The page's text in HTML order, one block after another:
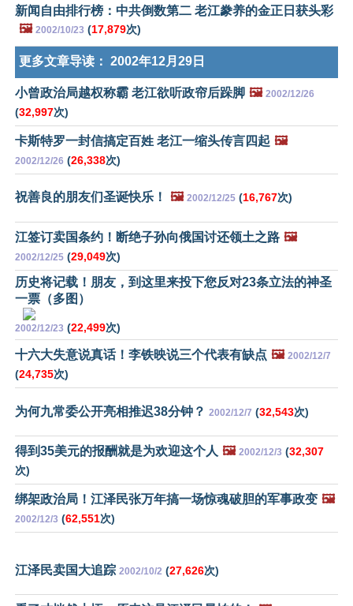
新闻自由排行榜：中共倒数第二 老江豢养的金正日获头彩
🖼️ 2002/10/23 (17,879次)
更多文章导读： 2002年12月29日
小曾政治局越权称霸 老江欲听政帘后跺脚 🖼️ 2002/12/26
(32,997次)
卡斯特罗一封信搞定百姓 老江一缩头传言四起 🖼️
2002/12/26 (26,338次)
祝善良的朋友们圣诞快乐！ 🖼️ 2002/12/25 (16,767次)
江签订卖国条约！断绝子孙向俄国讨还领土之路 🖼️
2002/12/25 (29,049次)
历史将记载！朋友，到这里来投下您反对23条立法的神圣
一票（多图）
2002/12/23 (22,499次)
十六大失意说真话！李铁映说三个代表有缺点 🖼️ 2002/12/7
(24,735次)
为何九常委公开亮相推迟38分钟？ 2002/12/7 (32,543次)
得到35美元的报酬就是为欢迎这个人 🖼️ 2002/12/3 (32,307
次)
绑架政治局！江泽民张万年搞一场惊魂破胆的军事政变 🖼️
2002/12/3 (62,551次)
江泽民卖国大追踪 2002/10/2 (27,626次)